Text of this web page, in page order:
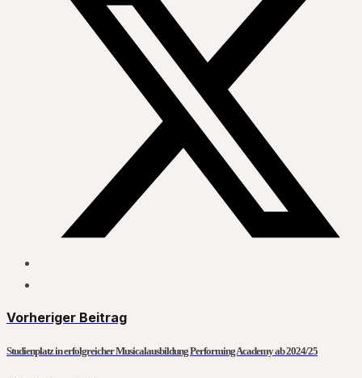
Vorheriger Beitrag
Studienplatz in erfolgreicher Musicalausbildung Performing Academy ab 2024/25